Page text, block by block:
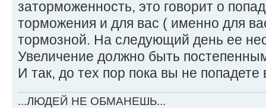
заторможенность, это говорит о
торможения и для вас ( именно для
тормозной. На следующий день ее
Увеличение должно быть
И так, до тех пор пока вы не попадете
...ЛЮДЕЙ НЕ ОБМАНЕШЬ...